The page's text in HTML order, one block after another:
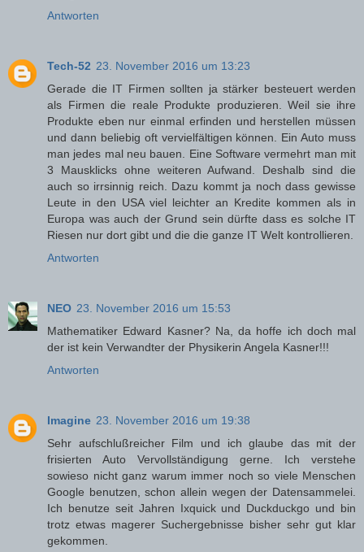
Antworten
Tech-52 23. November 2016 um 13:23
Gerade die IT Firmen sollten ja stärker besteuert werden
als Firmen die reale Produkte produzieren. Weil sie ihre
Produkte eben nur einmal erfinden und herstellen müssen
und dann beliebig oft vervielfältigen können. Ein Auto muss
man jedes mal neu bauen. Eine Software vermehrt man mit
3 Mausklicks ohne weiteren Aufwand. Deshalb sind die
auch so irrsinnig reich. Dazu kommt ja noch dass gewisse
Leute in den USA viel leichter an Kredite kommen als in
Europa was auch der Grund sein dürfte dass es solche IT
Riesen nur dort gibt und die die ganze IT Welt kontrollieren.
Antworten
NEO 23. November 2016 um 15:53
Mathematiker Edward Kasner? Na, da hoffe ich doch mal
der ist kein Verwandter der Physikerin Angela Kasner!!!
Antworten
Imagine 23. November 2016 um 19:38
Sehr aufschlußreicher Film und ich glaube das mit der
frisierten Auto Vervollständigung gerne. Ich verstehe
sowieso nicht ganz warum immer noch so viele Menschen
Google benutzen, schon allein wegen der Datensammelei.
Ich benutze seit Jahren Ixquick und Duckduckgo und bin
trotz etwas magerer Suchergebnisse bisher sehr gut klar
gekommen.